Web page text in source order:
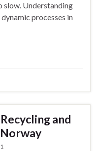
slow. Understanding
processes in
and